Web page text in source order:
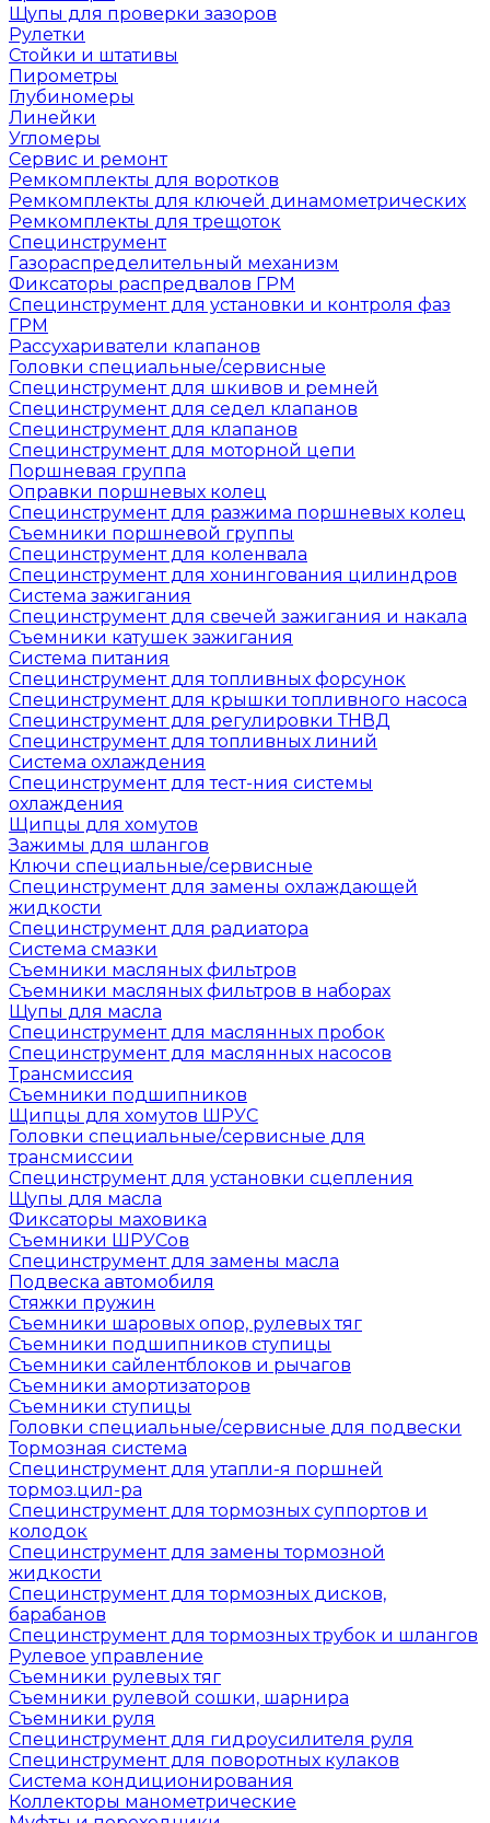
Щупы для проверки зазоров
Рулетки
Стойки и штативы
Пирометры
Глубиномеры
Линейки
Угломеры
Сервис и ремонт
Ремкомплекты для воротков
Ремкомплекты для ключей динамометрических
Ремкомплекты для трещоток
Специнструмент
Газораспределительный механизм
Фиксаторы распредвалов ГРМ
Специнструмент для установки и контроля фаз
ГРМ
Рассухариватели клапанов
Головки специальные/сервисные
Специнструмент для шкивов и ремней
Специнструмент для седел клапанов
Специнструмент для клапанов
Специнструмент для моторной цепи
Поршневая группа
Оправки поршневых колец
Специнструмент для разжима поршневых колец
Съемники поршневой группы
Специнструмент для коленвала
Специнструмент для хонингования цилиндров
Система зажигания
Специнструмент для свечей зажигания и накала
Съемники катушек зажигания
Система питания
Специнструмент для топливных форсунок
Специнструмент для крышки топливного насоса
Специнструмент для регулировки ТНВД
Специнструмент для топливных линий
Система охлаждения
Специнструмент для тест-ния системы
охлаждения
Щипцы для хомутов
Зажимы для шлангов
Ключи специальные/сервисные
Специнструмент для замены охлаждающей
жидкости
Специнструмент для радиатора
Система смазки
Съемники масляных фильтров
Съемники масляных фильтров в наборах
Щупы для масла
Специнструмент для маслянных пробок
Специнструмент для маслянных насосов
Трансмиссия
Съемники подшипников
Щипцы для хомутов ШРУС
Головки специальные/сервисные для
трансмиссии
Специнструмент для установки сцепления
Щупы для масла
Фиксаторы маховика
Съемники ШРУСов
Специнструмент для замены масла
Подвеска автомобиля
Стяжки пружин
Съемники шаровых опор, рулевых тяг
Съемники подшипников ступицы
Съемники сайлентблоков и рычагов
Съемники амортизаторов
Съемники ступицы
Головки специальные/сервисные для подвески
Тормозная система
Специнструмент для утапли-я поршней
тормоз.цил-ра
Специнструмент для тормозных суппортов и
колодок
Специнструмент для замены тормозной
жидкости
Специнструмент для тормозных дисков,
барабанов
Специнструмент для тормозных трубок и шлангов
Рулевое управление
Съемники рулевых тяг
Съемники рулевой сошки, шарнира
Съемники руля
Специнструмент для гидроусилителя руля
Специнструмент для поворотных кулаков
Система кондиционирования
Коллекторы манометрические